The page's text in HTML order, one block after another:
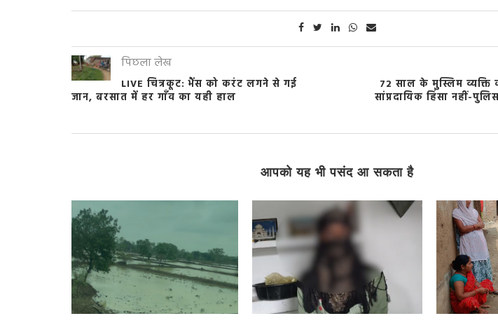
पिछला लेख
LIVE चित्रकूट: भैंस को करंट लगने से गई
जान, बरसात में हर गाँव का यही हाल
72 साल के मुस्लिम व्यक्ति
सांप्रदायिक हिंसा नहीं-
आपको यह भी पसंद आ सकता है